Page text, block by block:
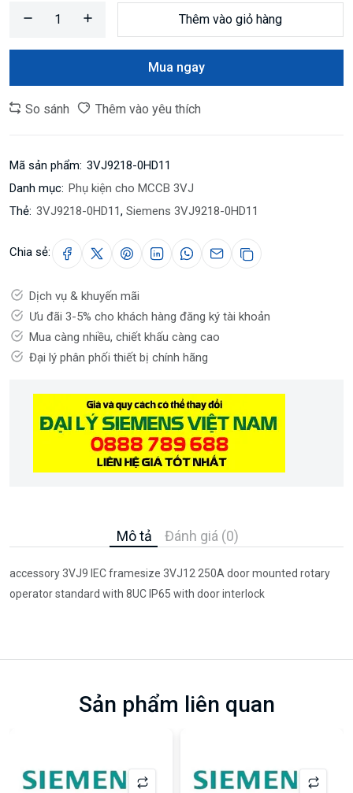
Thêm vào giỏ hàng
Mua ngay
So sánh Thêm vào yêu thích
Mã sản phẩm: 3VJ9218-0HD11
Danh mục: Phụ kiện cho MCCB 3VJ
Thẻ: 3VJ9218-0HD11, Siemens 3VJ9218-0HD11
Chia sẻ:
Dịch vụ & khuyến mãi
Ưu đãi 3-5% cho khách hàng đăng ký tài khoản
Mua càng nhiều, chiết khấu càng cao
Đại lý phân phối thiết bị chính hãng
Mô tả Đánh giá (0)
accessory 3VJ9 IEC framesize 3VJ12 250A door mounted rotary
operator standard with 8UC IP65 with door interlock
Sản phẩm liên quan